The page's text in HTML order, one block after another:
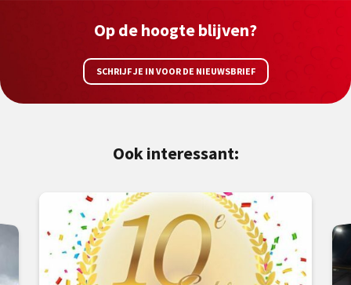
Op de hoogte blijven?
SCHRIJF JE IN VOOR DE NIEUWSBRIEF
Ook interessant: